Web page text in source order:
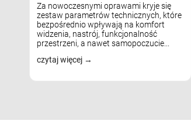
Za nowoczesnymi oprawami kryje się
zestaw parametrów technicznych, które
bezpośrednio wpływają na komfort
widzenia, nastrój, funkcjonalność
przestrzeni, a nawet samopoczucie...
czytaj więcej